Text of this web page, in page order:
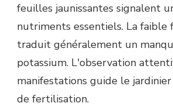
feuilles jaunissantes signalent
nutriments essentiels. La faible
traduit généralement un
potassium. L'observation
manifestations guide le jardinier
de fertilisation.